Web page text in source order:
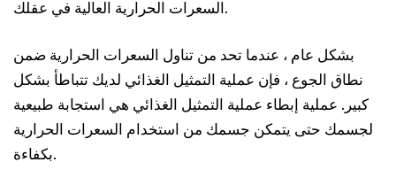
السعرات الحرارية العالية في عقلك.
بشكل عام ، عندما تحد من تناول السعرات الحرارية ضمن
نطاق الجوع ، فإن عملية التمثيل الغذائي لديك تتباطأ بشكل
كبير. عملية إبطاء عملية التمثيل الغذائي هي استجابة طبيعية
لجسمك حتى يتمكن جسمك من استخدام السعرات الحرارية
بكفاءة.